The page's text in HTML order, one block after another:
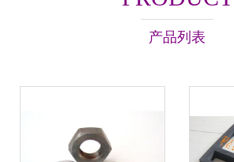
产品列表